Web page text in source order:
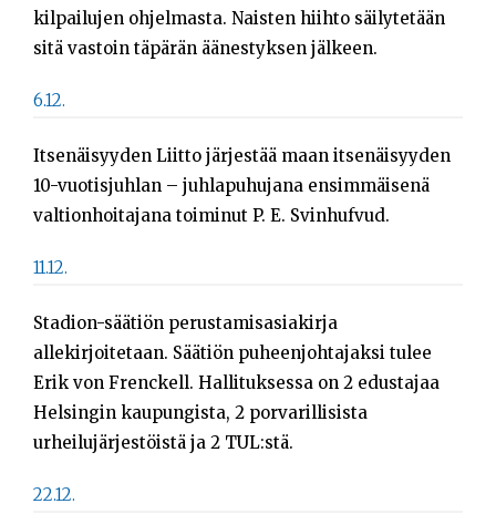
kilpailujen ohjelmasta. Naisten hiihto säilytetään
sitä vastoin täpärän äänestyksen jälkeen.
6.12.
Itsenäisyyden Liitto järjestää maan itsenäisyyden
10-vuotisjuhlan – juhlapuhujana ensimmäisenä
valtionhoitajana toiminut P. E. Svinhufvud.
11.12.
Stadion-säätiön perustamisasiakirja
allekirjoitetaan. Säätiön puheenjohtajaksi tulee
Erik von Frenckell. Hallituksessa on 2 edustajaa
Helsingin kaupungista, 2 porvarillisista
urheilujärjestöistä ja 2 TUL:stä.
22.12.